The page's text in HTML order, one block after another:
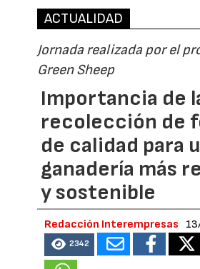
ACTUALIDAD
Jornada realizada por el
Green Sheep
Importancia de
recolección de
de calidad para
ganadería más
y sostenible
Redacción Interempresas
2342